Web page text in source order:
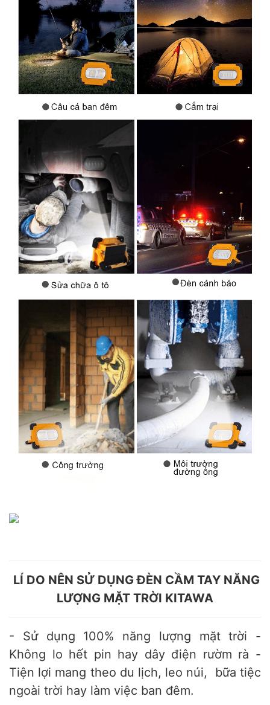
LÍ DO NÊN SỬ DỤNG ĐÈN CẦM TAY NĂNG
LƯỢNG MẶT TRỜI KITAWA
- Sử dụng 100% năng lượng mặt trời -
Không lo hết pin hay dây điện rườm rà -
Tiện lợi mang theo du lịch, leo núi, bữa tiệc
ngoài trời hay làm việc ban đêm.